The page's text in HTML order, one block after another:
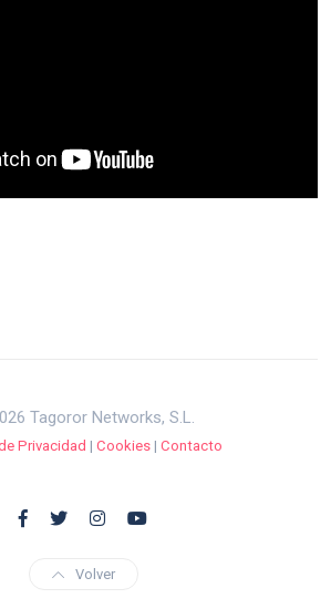
Tagoror Networks, S.L.
Privacidad | Cookies| Contacto
Volver